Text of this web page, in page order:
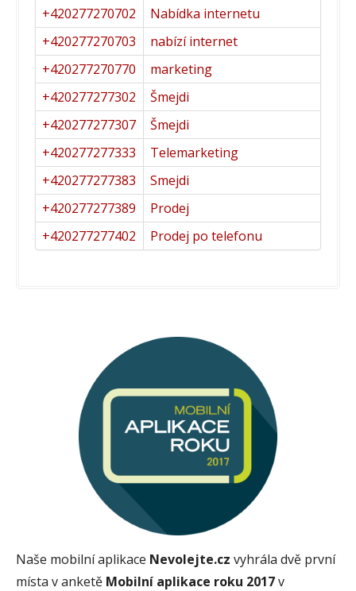
+420277270702
Nabídka internetu
+420277270703
nabízí internet
+420277270770
marketing
+420277277302
Šmejdi
+420277277307
Šmejdi
+420277277333
Telemarketing
+420277277383
Smejdi
+420277277389
Prodej
+420277277402
Prodej po telefonu
Naše mobilní aplikace Nevolejte.cz vyhrála dvě první
místa v anketě Mobilní aplikace roku 2017v